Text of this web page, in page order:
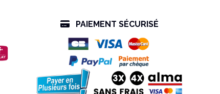
 PAIEMENT SÉCURISÉ